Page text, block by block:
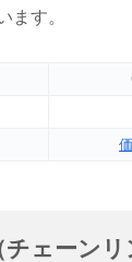
ます。
ェーンリ